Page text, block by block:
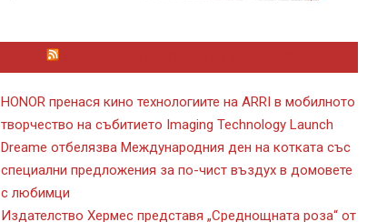
HONOR пренася кино технологиите на ARRI в мобилното
творчество на събитието Imaging Technology Launch
Dreame отбелязва Международния ден на котката със
специални предложения за по-чист въздух в домовете
с любимци
Издателство Хермес представя „Среднощната роза“ от